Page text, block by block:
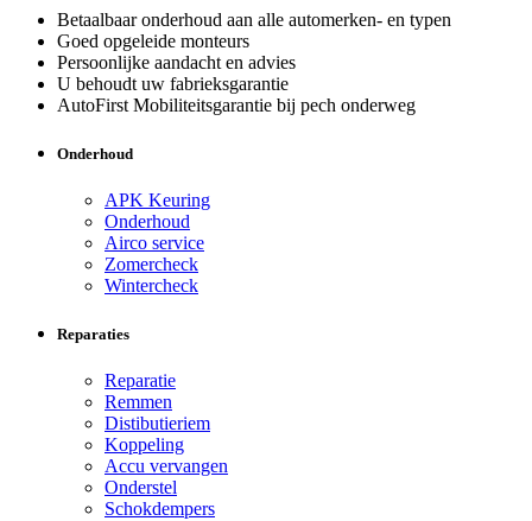
Betaalbaar onderhoud aan alle automerken- en typen
Goed opgeleide monteurs
Persoonlijke aandacht en advies
U behoudt uw fabrieksgarantie
AutoFirst Mobiliteitsgarantie bij pech onderweg
Onderhoud
APK Keuring
Onderhoud
Airco service
Zomercheck
Wintercheck
Reparaties
Reparatie
Remmen
Distibutieriem
Koppeling
Accu vervangen
Onderstel
Schokdempers